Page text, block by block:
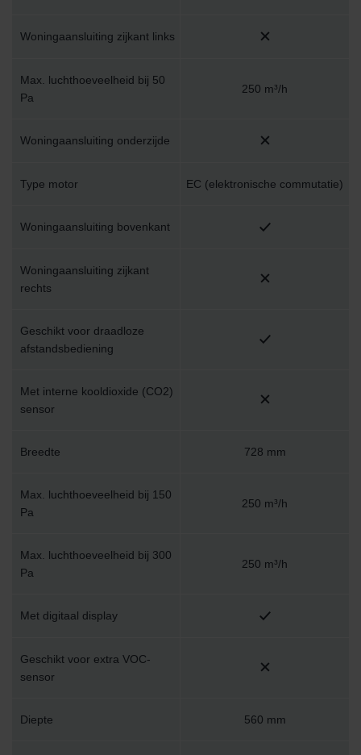
Woningaansluiting zijkant links
Max. luchthoeveelheid bij 50
Pa
250 m³/h
Woningaansluiting onderzijde
Type motor EC (elektronische commutatie)
Woningaansluiting bovenkant
Woningaansluiting zijkant
rechts
Geschikt voor draadloze
afstandsbediening
Met interne kooldioxide (CO2)
sensor
Breedte 728 mm
Max. luchthoeveelheid bij 150
Pa
250 m³/h
Max. luchthoeveelheid bij 300
Pa
250 m³/h
Met digitaal display
Geschikt voor extra VOC-
sensor
Diepte 560 mm